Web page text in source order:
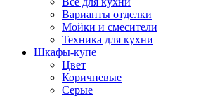
Варианты отделки
Мойки и смесители
Техника для кухни
Шкафы-купе
Цвет
Коричневые
Серые